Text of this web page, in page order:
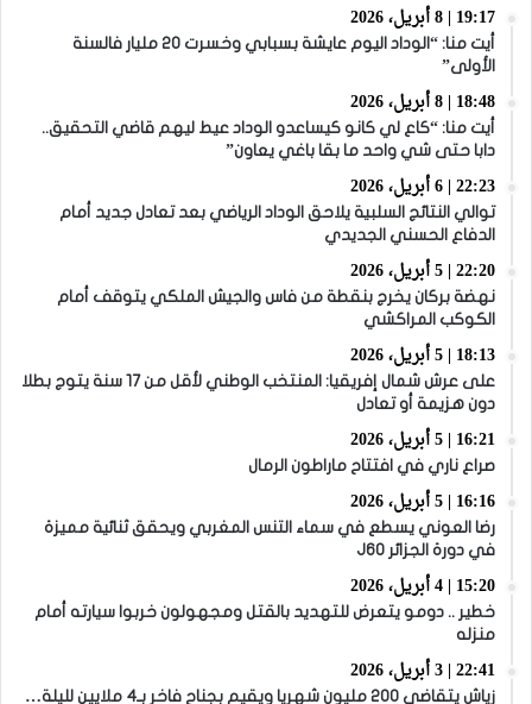
19:17 | 8 أبريل، 2026
أيت منا: “الوداد اليوم عايشة بسبابي وخسرت 20 مليار فالسنة
الأولى”
18:48 | 8 أبريل، 2026
أيت منا: “كاع لي كانو كيساعدو الوداد عيط ليهم قاضي التحقيق..
دابا حتى شي واحد ما بقا باغي يعاون”
22:23 | 6 أبريل، 2026
توالي النتائج السلبية يلاحق الوداد الرياضي بعد تعادل جديد أمام
الدفاع الحسني الجديدي
22:20 | 5 أبريل، 2026
نهضة بركان يخرج بنقطة من فاس والجيش الملكي يتوقف أمام
الكوكب المراكشي
18:13 | 5 أبريل، 2026
على عرش شمال إفريقيا: المنتخب الوطني لأقل من 17 سنة يتوج بطلا
دون هزيمة أو تعادل
16:21 | 5 أبريل، 2026
صراع ناري في افتتاح ماراطون الرمال
16:16 | 5 أبريل، 2026
رضا العوني يسطع في سماء التنس المغربي ويحقق ثنائية مميزة
في دورة الجزائر J60
15:20 | 4 أبريل، 2026
خطير .. دومو يتعرض للتهديد بالقتل ومجهولون خربوا سيارته أمام
منزله
22:41 | 3 أبريل، 2026
زياش يتقاضى 200 مليون شهريا ويقيم بجناح فاخر بـ4 ملايين لليلة…